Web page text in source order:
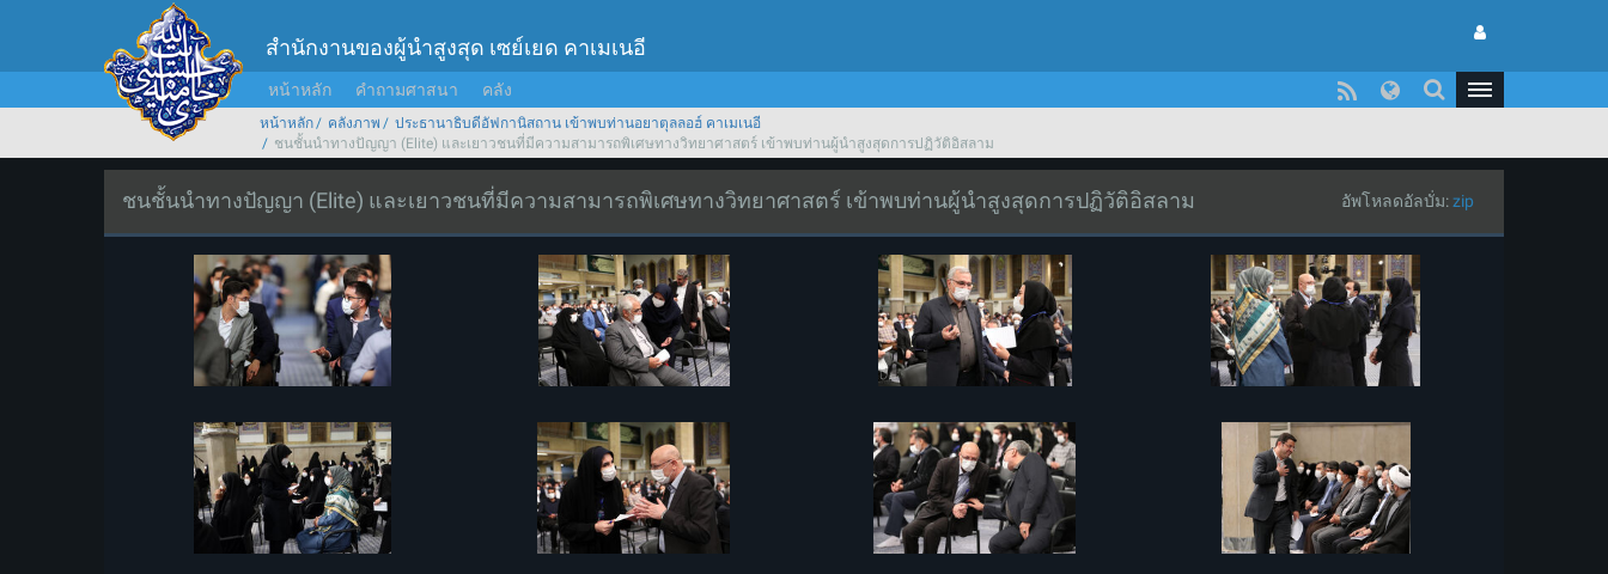
สำนักงานของผู้นำสูงสุด เซย์เยด คาเมเนอี
หน้าหลัก คำถามศาสนา คลัง
หน้าหลัก คลังภาพ
ประธานาธิบดีอัฟกานิสถาน เข้าพบท่านอยาตุลลอฮ์ คาเมเนอี
ชนชั้นนำทางปัญญา (Elite) และเยาวชนที่มีความสามารถพิเศษทางวิทยาศาสตร์ เข้าพบท่านผู้นำสูงสุดการปฏิวัติอิสลาม
ชนชั้นนำทางปัญญา (Elite) และเยาวชนที่มีความสามารถพิเศษทางวิทยาศาสตร์ เข้าพบท่านผู้นำสูงสุดการปฏิวัติอิสลาม อัพโหลดอัลบั่ม:zip